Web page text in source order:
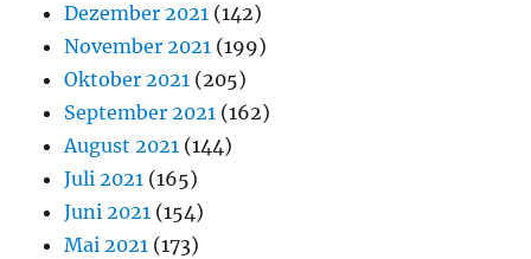
Dezember 2021 (142)
November 2021 (199)
Oktober 2021 (205)
September 2021 (162)
August 2021 (144)
Juli 2021 (165)
Juni 2021 (154)
Mai 2021 (173)